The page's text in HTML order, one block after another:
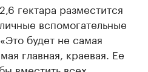
гектара разместится
вспомогательные
будет не самая
главная, краевая. Ее